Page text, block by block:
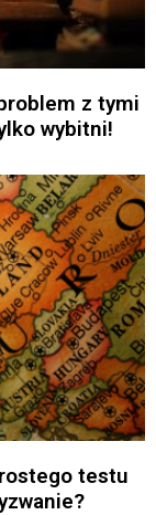
z tymi
wybitni!
testu